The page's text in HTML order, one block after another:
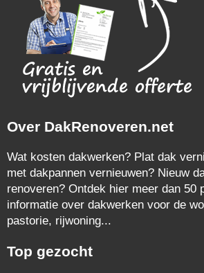
Over DakRenoveren.net
Wat kosten dakwerken? Plat dak
met dakpannen vernieuwen? Nieuw
renoveren? Ontdek hier meer dan 50
informatie over dakwerken voor de
pastorie, rijwoning...
Top gezocht